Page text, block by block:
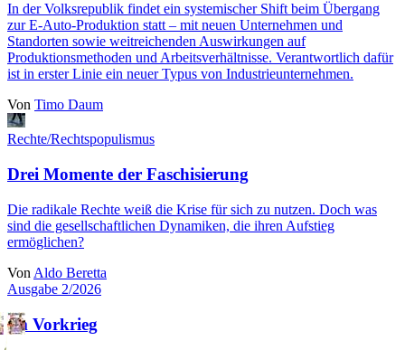
In der Volksrepublik findet ein systemischer Shift beim Übergang
zur E-Auto-Produktion statt ‒ mit neuen Unternehmen und
Standorten sowie weitreichenden Auswirkungen auf
Produktionsmethoden und Arbeitsverhältnisse. Verantwortlich dafür
ist in erster Linie ein neuer Typus von Industrieunternehmen.
Von Timo Daum
Rechte/Rechtspopulismus
Drei Momente der Faschisierung
Die radikale Rechte weiß die Krise für sich zu nutzen. Doch was
sind die gesellschaftlichen Dynamiken, die ihren Aufstieg
ermöglichen?
Von Aldo Beretta
Ausgabe 2/2026
Im Vorkrieg